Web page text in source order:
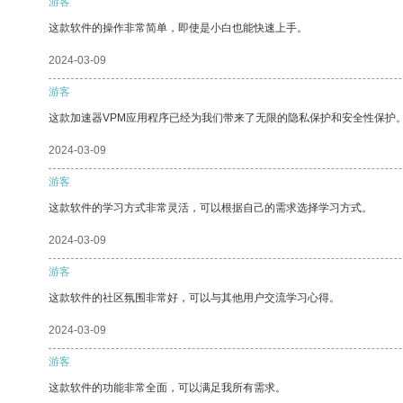
这款软件的操作非常简单，即使是小白也能快速上手。
2024-03-09
游客
这款加速器VPM应用程序已经为我们带来了无限的隐私保护和安全性保护
2024-03-09
游客
这款软件的学习方式非常灵活，可以根据自己的需求选择学习方式。
2024-03-09
游客
这款软件的社区氛围非常好，可以与其他用户交流学习心得。
2024-03-09
游客
这款软件的功能非常全面，可以满足我所有需求。